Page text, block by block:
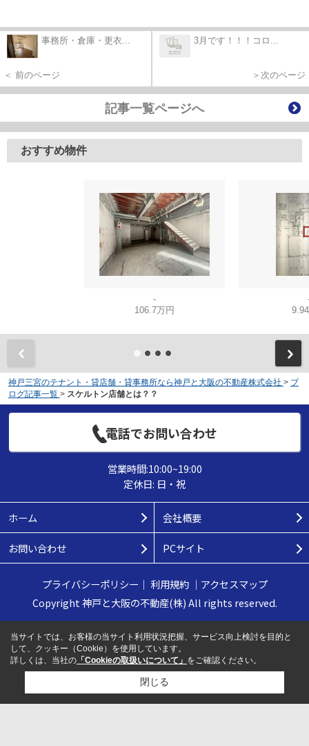
事務所・倉庫・更衣...
＜ 前のページ
3月です！！！コロ...
＞次のページ
記事一覧ページへ
おすすめ物件
-
106.7万円
神戸三宮のテナント・貸店舗・貸事務所なら神戸と大阪の不動産株式会社 > ブ
ログ記事一覧 > スケルトン店舗とは？？
電話でお問い合わせ
営業時間:10:00~19:00
定休日: 日・祝
ホーム 会社概要
お問い合わせ PCサイト
プライバシーポリシー ｜ 利用規約｜ アクセスマップ
Copyright 神戸と大阪の不動産(株) All rights reserved.
当サイトでは、お客様の当サイト利用状況把握、サービス向上検討を目的と
して、クッキー（Cookie）を使用しています。
詳しくは、当社の 「Cookieの取扱いについて」 をご確認ください。
閉じる